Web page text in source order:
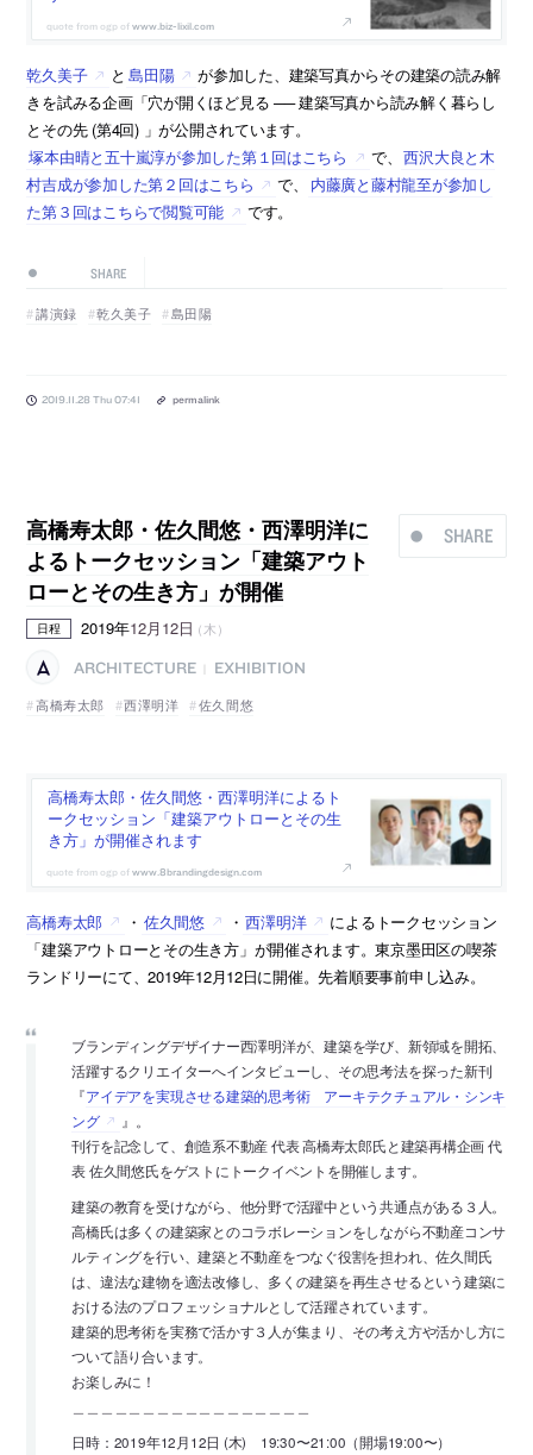
www.biz-lixil.com
乾久美子 と 島田陽
が参加した、建築写真からその建築の読み解
きを試みる企画「穴が開くほど見る ── 建築写真から読み解く暮らし
とその先 (第4回) 」が公開されています。
塚本由晴と五十嵐淳が参加した第１回はこちら
で、 西沢大良と木
村吉成が参加した第２回はこちら
で、
内藤廣と藤村龍至が参加し
た第３回はこちらで閲覧可能
です。
SHARE
講演録 乾久美子 島田陽
2019.11.28 Thu 07:41 permalink
SHARE
高橋寿太郎・佐久間悠・西澤明洋に
よるトークセッション「建築アウト
ローとその生き方」が開催
日程 2019年12月12日（木）
ARCHITECTURE
EXHIBITION
高橋寿太郎
西澤明洋 佐久間悠
高橋寿太郎・佐久間悠・西澤明洋によるト
ークセッション「建築アウトローとその生
き方」が開催されます
www.8brandingdesign.com
高橋寿太郎 ・ 佐久間悠 ・ 西澤明洋
によるトークセッション
「建築アウトローとその生き方」が開催されます。東京墨田区の喫茶
ランドリーにて、2019年12月12日に開催。先着順要事前申し込み。
ブランディングデザイナー西澤明洋が、建築を学び、新領域を開拓、
活躍するクリエイターへインタビューし、その思考法を探った新刊
『アイデアを実現させる建築的思考術 アーキテクチュアル・シンキ
ング
』。
刊行を記念して、創造系不動産 代表 高橋寿太郎氏と建築再構企画 代
表 佐久間悠氏をゲストにトークイベントを開催します。
建築の教育を受けながら、他分野で活躍中という共通点がある３人。
高橋氏は多くの建築家とのコラボレーションをしながら不動産コンサ
ルティングを行い、建築と不動産をつなぐ役割を担われ、佐久間氏
は、違法な建物を適法改修し、多くの建築を再生させるという建築に
おける法のプロフェッショナルとして活躍されています。
建築的思考術を実務で活かす３人が集まり、その考え方や活かし方に
ついて語り合います。
お楽しみに！
日時：2019年12月12日 (木) 19:30〜21:00（開場19:00〜）